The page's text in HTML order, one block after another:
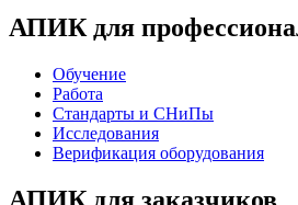
АПИК для
Обучение
Работа
Стандарты и СНиПы
Исследования
Верификация оборудования
АПИК для заказчиков